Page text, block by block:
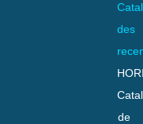
des
de